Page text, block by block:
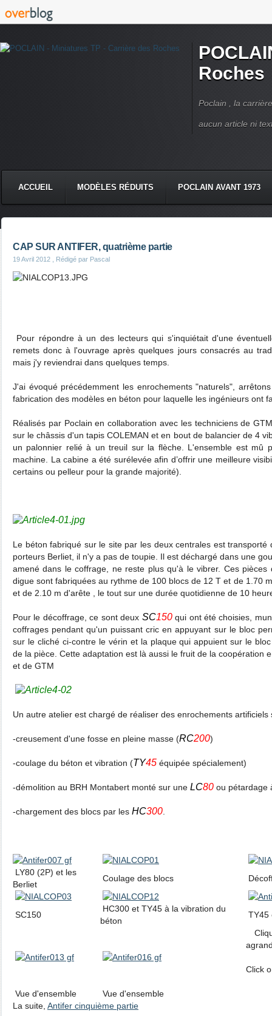
Roches
Poclain , la
aucun article ni
ACCUEIL MODÈLES RÉDUITS POCLAIN AVANT 1973
CAP SUR ANTIFER, quatrième partie
19 Avril 2012 , Rédigé par Pascal
Pour répondre à un des lecteurs qui s'inquiétait d'une
remets donc à l'ouvrage après quelques jours consacrés au
mais j'y reviendrai dans quelques temps.
J'ai évoqué précédemment les enrochements "naturels",
fabrication des modèles en béton pour laquelle les ingénieurs ont
Réalisés par Poclain en collaboration avec les techniciens de
sur le châssis d'un tapis COLEMAN et en bout de balancier de 4
un palonnier relié à un treuil sur la flèche. L'ensemble est mû
machine. La cabine a été surélevée afin d’offrir une meilleure
certains ou pelleur pour la grande majorité).
Le béton fabriqué sur le site par les deux centrales est transporté
porteurs Berliet, il n'y a pas de toupie. Il est déchargé dans une
amené dans le coffrage, ne reste plus qu'à le vibrer. Ces
digue sont fabriquées au rythme de 100 blocs de 12 T et de 1.70
et de 2.10 m d'arête , le tout sur une durée quotidienne de 10
Pour le décoffrage, ce sont deux SC150qui ont été choisies,
coffrages pendant qu'un puissant cric en appuyant sur le bloc
sur le cliché ci-contre le vérin et la plaque qui appuient sur le
de la pièce. Cette adaptation est là aussi le fruit de la coopération
et de GTM
Un autre atelier est chargé de réaliser des enrochements
-creusement d'une fosse en pleine masse (RC200)
-coulage du béton et vibration (TY45 équipée spécialement)
-démolition au BRH Montabert monté sur une LC80 ou pétardage
-chargement des blocs par les HC300
LY80 (2P) et les
Berliet
Coulage des blocs
SC150
HC300 et TY45 à la vibration du
béton
TY45
Click
Vue d'ensemble
Vue d'ensemble
La suite, Antifer cinquième partie